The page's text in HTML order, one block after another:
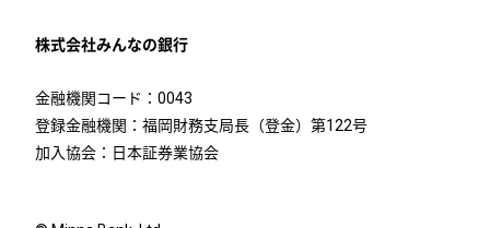
株式会社みんなの銀行
金融機関コード：0043
登録金融機関：福岡財務支局長（登金）第122号
加入協会：日本証券業協会